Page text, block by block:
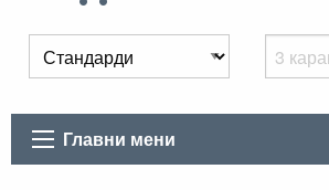
Главни мени